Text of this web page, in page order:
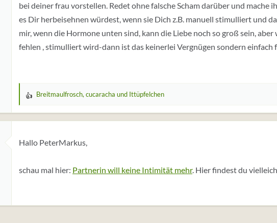
bei deiner frau vorstellen. Redet ohne falsche Scham darüber und mache
es Dir herbeisehnen würdest, wenn sie Dich z.B. manuell stimulliert und
mir, wenn die Hormone unten sind, kann die Liebe noch so groß sein,
fehlen , stimulliert wird-dann ist das keinerlei Vergnügen sondern
W
r
u
g
Breitmaulfrosch, cucaracha und Ittüpfelchen
Hallo PeterMarkus,
schau mal hier: Partnerin will keine Intimität mehr. Hier findest du